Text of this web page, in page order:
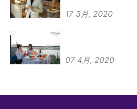
17 3月, 2020
07 4月, 2020